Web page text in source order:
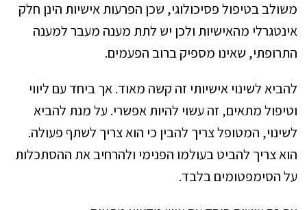
משולב בטיפול פסיכולוגי, שכן הפרעות אישיות הינן חלק
אינטגרלי מהאישיות ולכן יש לתת מענה מעבר למענה
התרופתי, שאינו מספיק ברוב הפעמים.
להביא לשינוי אישיותי זה קשה מאוד. אך ביחד עם ליווי
וטיפול מתאים, זה עשוי להיות אפשרי. על מנת להביא
לשינוי, המטופל צריך להבין כי הוא צריך לשתף פעולה.
הוא צריך להביט בעולמו הפנימי ולהרחיב את ההסתכלות
על הסימפטומים בלבד.